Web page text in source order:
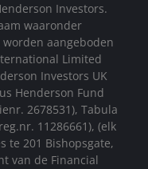
Investors.
waaronder
aangeboden
Limited
Investors UK
Henderson Fund
2678531), Tabula
11286661), (elk
te 201 Bishopsgate,
van de Financial